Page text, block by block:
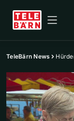
TeleBärn News